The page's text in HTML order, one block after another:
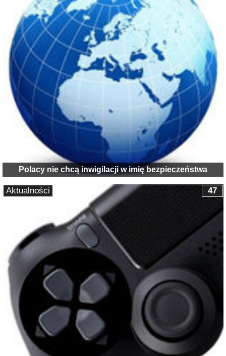
Polacy nie chcą inwigilacji w imię bezpieczeństwa
47
Aktualności